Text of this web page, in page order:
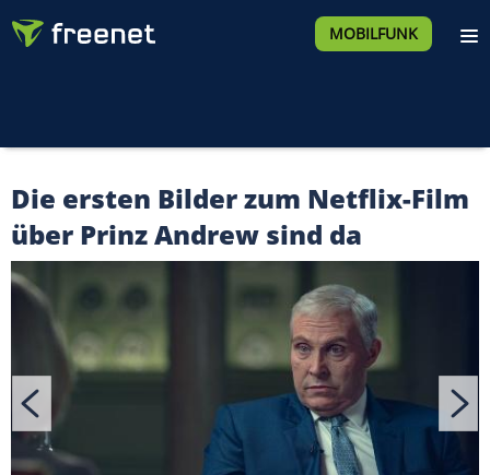
MOBILFUNK
Die ersten Bilder zum Netflix-Film
über Prinz Andrew sind da